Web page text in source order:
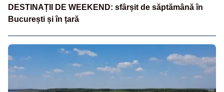
DESTINAȚII DE WEEKEND: sfârșit de săptămână în
București și în țară